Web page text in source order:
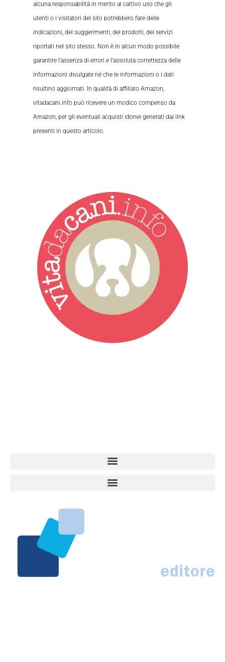
alcuna responsabilità in merito al cattivo uso che gli
utenti o i visitatori del sito potrebbero fare delle
indicazioni, dei suggerimenti, dei prodotti, dei servizi
riportati nel sito stesso. Non è in alcun modo possibile
garantire l’assenza di errori e l’assoluta correttezza delle
informazioni divulgate né che le informazioni o i dati
risultino aggiornati. In qualità di affiliato Amazon,
vitadacani.info può ricevere un modico compenso da
Amazon, per gli eventuali acquisti idonei generati dai link
presenti in questo articolo.